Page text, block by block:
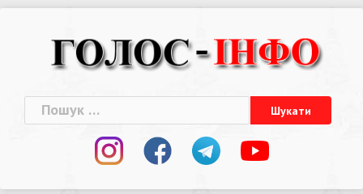
Пошук: